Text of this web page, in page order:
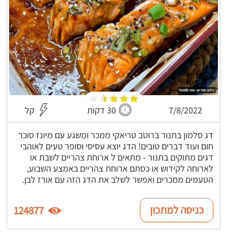
7/8/2022 30 דקות קל
דג סלמון בתנור ברוטב טריאקי ממכר ומשגע עם מיונז סוכר
חום ועוד דברים טובים! הדג יוצא עסיסי וסופר טעים לאוהבי
דגים מתוקים בתנור - מתאים ל ארוחת צהריים לשבת או
לארוחה לקידוש או כסתם ארוחת צהריים באמצע השבוע,
הטעמים ממכרים ואפשר לשלב את הדג הזה עם אורז לבן.
כניסה למתכון 124877